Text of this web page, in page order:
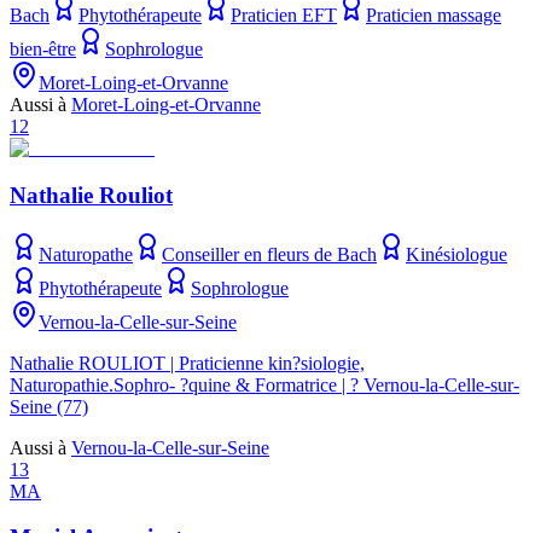
Bach
Phytothérapeute Praticien EFT
Praticien massage
bien-être
Sophrologue
Moret-Loing-et-Orvanne
Aussi à Moret-Loing-et-Orvanne
12
Nathalie Rouliot
Naturopathe Conseiller en fleurs de Bach
Kinésiologue
Phytothérapeute
Sophrologue
Vernou-la-Celle-sur-Seine
Nathalie ROULIOT | Praticienne kin?siologie,
Naturopathie.Sophro- ?quine & Formatrice | ? Vernou-la-Celle-sur-
Seine (77)
Aussi à Vernou-la-Celle-sur-Seine
13
MA